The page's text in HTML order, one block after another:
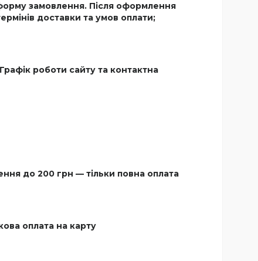
замовлення. Після оформлення
доставки та умов оплати;
роботи сайту та контактна
до 200 грн — тільки повна оплата
оплата на карту